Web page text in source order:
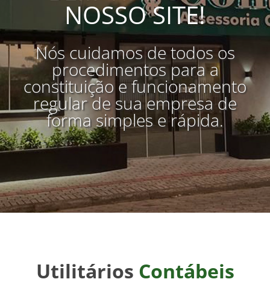
NOSSO SITE!
Nós cuidamos de todos os
procedimentos para a
constituição e funcionamento
regular de sua empresa de
forma simples e rápida.
Utilitários Contábeis